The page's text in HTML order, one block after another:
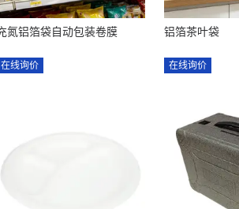
氮铝箔袋自动包装卷膜
在线询价
铝箔茶叶袋
在线询价